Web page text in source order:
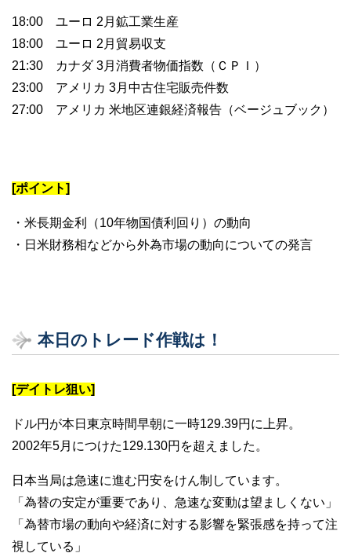
18:00 ユーロ 2月鉱工業生産
18:00 ユーロ 2月貿易収支
21:30 カナダ 3月消費者物価指数（ＣＰＩ）
23:00 アメリカ 3月中古住宅販売件数
27:00 アメリカ 米地区連銀経済報告（ベージュブック）
[ポイント]
・米長期金利（10年物国債利回り）の動向
・日米財務相などから外為市場の動向についての発言
本日のトレード作戦は！
[デイトレ狙い]
ドル円が本日東京時間早朝に一時129.39円に上昇。
2002年5月につけた129.130円を超えました。
日本当局は急速に進む円安をけん制しています。
「為替の安定が重要であり、急速な変動は望ましくない」
「為替市場の動向や経済に対する影響を緊張感を持って注
視している」